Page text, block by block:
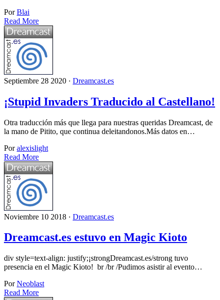
PorBlai
Read More
Septiembre 28 2020 · Dreamcast.es
¡Stupid Invaders Traducido al Castellano!
Otra traducción más que llega para nuestras queridas Dreamcast, de
la mano de Pitito, que continua deleitandonos.Más datos en…
Poralexislight
Read More
Noviembre 10 2018 · Dreamcast.es
Dreamcast.es estuvo en Magic Kioto
div style=text-align: justify;¡strongDreamcast.es/strong tuvo
presencia en el Magic Kioto! br /br /Pudimos asistir al evento…
PorNeoblast
Read More